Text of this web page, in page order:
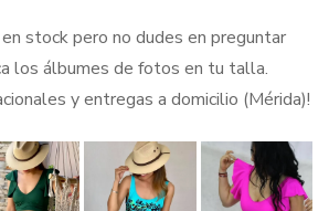
stock pero no dudes en preguntar
los álbumes de fotos en tu talla.
y entregas a domicilio (Mérida)!